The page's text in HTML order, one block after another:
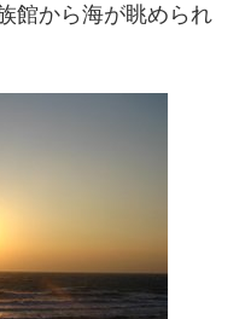
館から海が眺められ